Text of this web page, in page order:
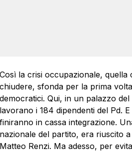
Così la crisi occupazionale,
chiudere, sfonda per la prima
democratici. Qui, in un palazzo
lavorano i 184 dipendenti del Pd.
finiranno in cassa integrazione.
nazionale del partito, era riuscito
Matteo Renzi. Ma adesso, per